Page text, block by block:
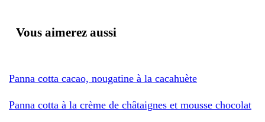
Vous aimerez aussi
Panna cotta cacao, nougatine à la cacahuète
Panna cotta à la crème de châtaignes et mousse chocolat